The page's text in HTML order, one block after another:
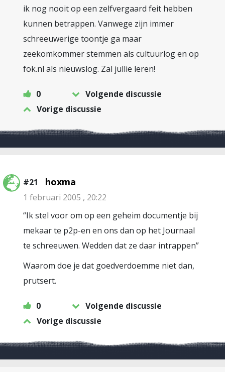
ik nog nooit op een zelfvergaard feit hebben
kunnen betrappen. Vanwege zijn immer
schreeuwerige toontje ga maar
zeekomkommer stemmen als cultuurlog en op
fok.nl als nieuwslog. Zal jullie leren!
0
Volgende discussie
Vorige discussie
#21 hoxma
1 februari 2005 , 20:22
“Ik stel voor om op een geheim documentje bij
mekaar te p2p-en en ons dan op het Journaal
te schreeuwen. Wedden dat ze daar intrappen”
Waarom doe je dat goedverdoemme niet dan,
prutsert.
0
Volgende discussie
Vorige discussie